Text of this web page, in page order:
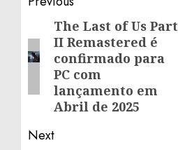
navigation
Previous
post:
The Last of Us Part
II Remastered é
confirmado para
PC com
lançamento em
Abril de 2025
Next